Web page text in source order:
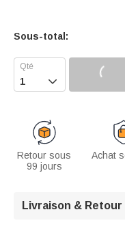
Sous-total:

Retour sous
99 jours
Achat
Livraison & Retour